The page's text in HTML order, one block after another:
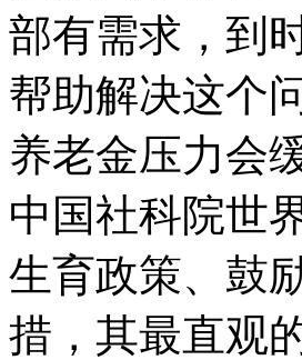
部有需求，到
帮助解决这个
养老金压力会
中国社科院世
生育政策、鼓
措，其最直观